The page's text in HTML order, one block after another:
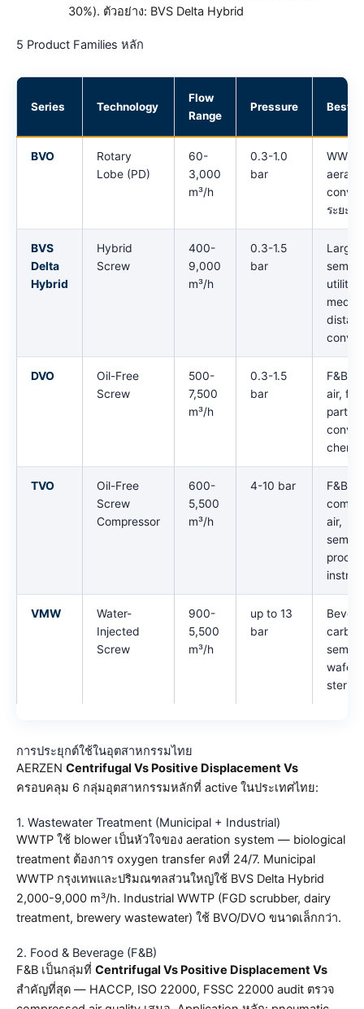
30%). ตัวอย่าง: BVS Delta Hybrid
5 Product Families หลัก
Series Technology
Flow
Range
Pressure Best
BVO
Rotary
Lobe (PD)
60-
3,000
m³/h
0.3-1.0
bar
WWTP
ระยะใ
BVS
Delta
Hybrid
Hybrid
Screw
400-
9,000
m³/h
0.3-1.5
bar
Large
utility,
DVO
Oil-Free
Screw
500-
7,500
m³/h
0.3-1.5
bar
F&B
air, fine
TVO
Oil-Free
Screw
Compressor
600-
5,500
m³/h
4-10 bar
F&B
air,
VMW
Water-
Injected
Screw
900-
5,500
m³/h
up to 13
bar
wafer
sterile
การประยุกต์ใช้ในอุตสาหกรรมไทย
AERZEN Centrifugal Vs Positive Displacement Vs
ครอบคลุม 6 กลุ่มอุตสาหกรรมหลักที่ active ในประเทศไทย:
1. Wastewater Treatment (Municipal + Industrial)
WWTP ใช้ blower เป็นหัวใจของ aeration system — biological
treatment ต้องการ oxygen transfer คงที่ 24/7. Municipal
WWTP กรุงเทพและปริมณฑลส่วนใหญ่ใช้ BVS Delta Hybrid
2,000-9,000 m³/h. Industrial WWTP (FGD scrubber, dairy
treatment, brewery wastewater) ใช้ BVO/DVO ขนาดเล็กกว่า.
2. Food & Beverage (F&B)
F&B เป็นกลุ่มที่ Centrifugal Vs Positive Displacement Vs
สำคัญที่สุด — HACCP, ISO 22000, FSSC 22000 audit ตรวจ